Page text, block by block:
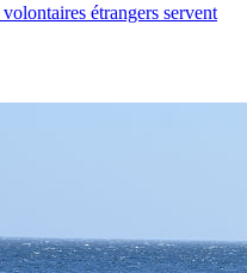
étrangers servent